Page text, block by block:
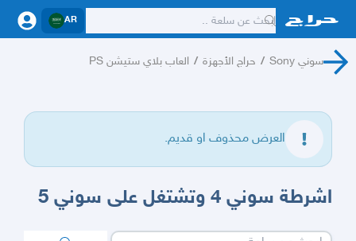
AR
سوني Sony / حراج الأجهزة / العاب بلاي ستيشن PS
العرض محذوف او قديم.
اشرطة سوني 4 وتشتغل على سوني 5